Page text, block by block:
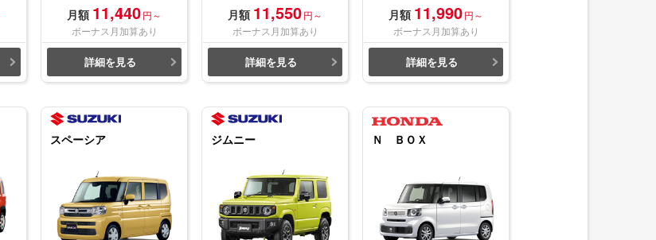
月額 11,440円～
ボーナス月加算あり
詳細を見る
月額 11,550円～
ボーナス月加算あり
詳細を見る
月額 11,990円～
ボーナス月加算あり
詳細を見る
スペーシア ジムニー Ｎ ＢＯＸ